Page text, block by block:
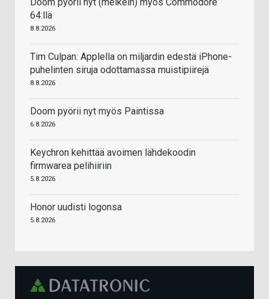
64:llä
8.8.2026
Tim Culpan: Applella on miljardin edestä iPhone-
puhelinten siruja odottamassa muistipiirejä
8.8.2026
Doom pyörii nyt myös Paintissa
6.8.2026
Keychron kehittää avoimen lähdekoodin
firmwarea pelihiiriin
5.8.2026
Honor uudisti logonsa
5.8.2026